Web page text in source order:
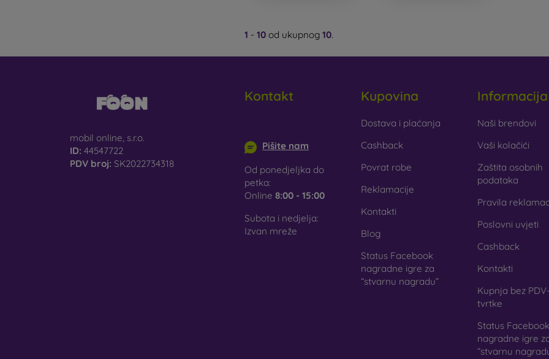
1 - 10 od ukupnog 10.
mobil online, s.r.o.
ID: 44547722
PDV broj: SK2022734318
Kontakt
Pišite nam
Od ponedjeljka do
petka:
Online 8:00 - 15:00
Subota i nedjelja:
Izvan mreže
Kupovina
Dostava i plaćanja
Cashback
Povrat robe
Reklamacije
Kontakti
Blog
Status Facebook
nagradne igre za
“stvarnu nagradu”
Informacija
Naši brendovi
Vaši kolačići
Zaštita osobnih
podataka
Pravila
Poslovni uvjeti
Cashback
Kontakti
Kupnja bez
tvrtke
Status Facebook
nagradne igre
“stvarnu